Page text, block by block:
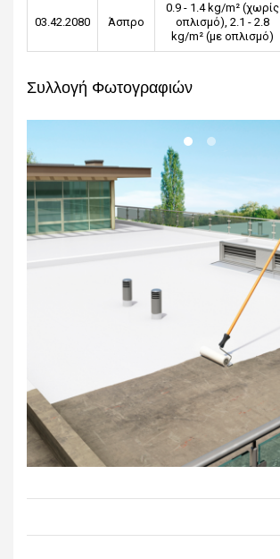
03.42.2080 Άσπρο
0.9 - 1.4 kg/m² (χωρίς
οπλισμό), 2.1 - 2.8
kg/m² (με οπλισμό)
Συλλογή Φωτογραφιών